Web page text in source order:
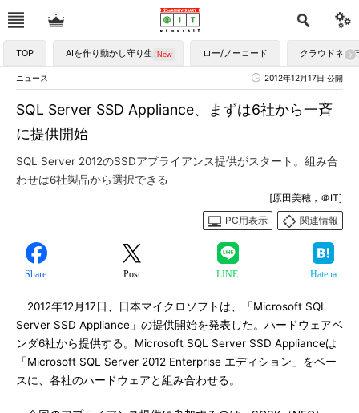
TOP AIを作り動かし守り生かす ロー/ノーコード クラウドネイ
ニュース 2012年12月17日 公開
SQL Server SSD Appliance、まずは6社から一斉
に提供開始
SQL Server 2012のSSDアプライアンス提供がスタート。組み合
わせは6社製品から選択できる
[原田美穂，＠IT]
PC用表示
関連情報
Share Post LINE Hatena
2012年12月17日、日本マイクロソフトは、「Microsoft SQL
Server SSD Appliance」の提供開始を発表した。ハードウェアベ
ンダ6社から提供する。Microsoft SQL Server SSD Applianceは
「Microsoft SQL Server 2012 Enterprise エディション」をベー
スに、各社のハードウェアと組み合わせる。